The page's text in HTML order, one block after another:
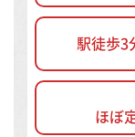
駅徒歩3
ほぼ